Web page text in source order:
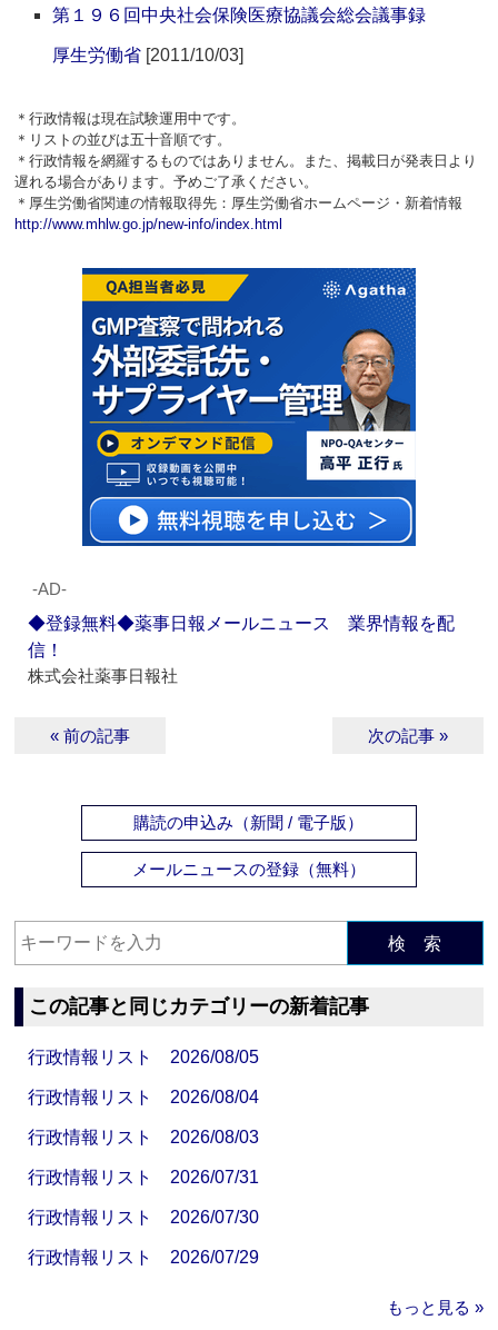
第１９６回中央社会保険医療協議会総会議事録
厚生労働省 [2011/10/03]
＊行政情報は現在試験運用中です。
＊リストの並びは五十音順です。
＊行政情報を網羅するものではありません。また、掲載日が発表日より
遅れる場合があります。予めご了承ください。
＊厚生労働省関連の情報取得先：厚生労働省ホームページ・新着情報
http://www.mhlw.go.jp/new-info/index.html
‐AD‐
◆登録無料◆薬事日報メールニュース 業界情報を配
信！
株式会社薬事日報社
« 前の記事 次の記事 »
購読の申込み（新聞 / 電子版）
メールニュースの登録（無料）
検 索
この記事と同じカテゴリーの新着記事
行政情報リスト 2026/08/05
行政情報リスト 2026/08/04
行政情報リスト 2026/08/03
行政情報リスト 2026/07/31
行政情報リスト 2026/07/30
行政情報リスト 2026/07/29
もっと見る »